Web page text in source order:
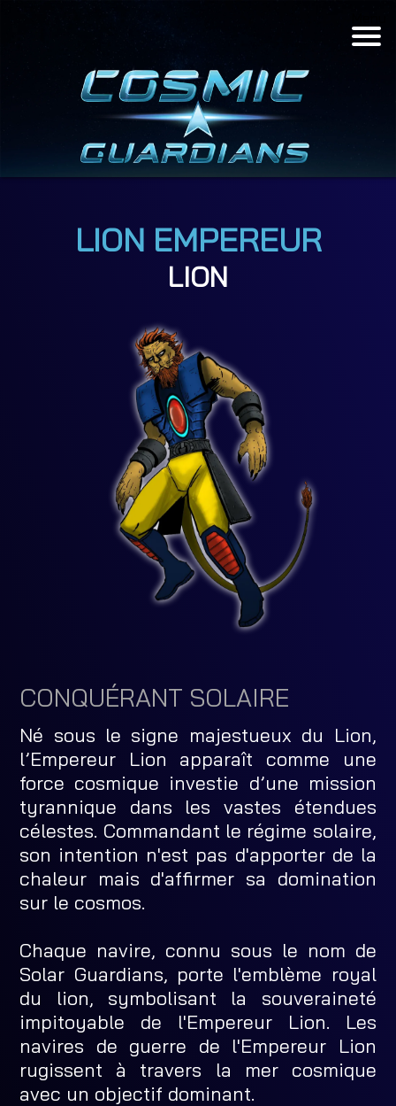
LION EMPEREUR
LION
CONQUÉRANT SOLAIRE
Né sous le signe majestueux du Lion,
l’Empereur Lion apparaît comme une
force cosmique investie d’une mission
tyrannique dans les vastes étendues
célestes. Commandant le régime solaire,
son intention n'est pas d'apporter de la
chaleur mais d'affirmer sa domination
sur le cosmos.
Chaque navire, connu sous le nom de
Solar Guardians, porte l'emblème royal
du lion, symbolisant la souveraineté
impitoyable de l'Empereur Lion. Les
navires de guerre de l'Empereur Lion
rugissent à travers la mer cosmique
avec un objectif dominant.